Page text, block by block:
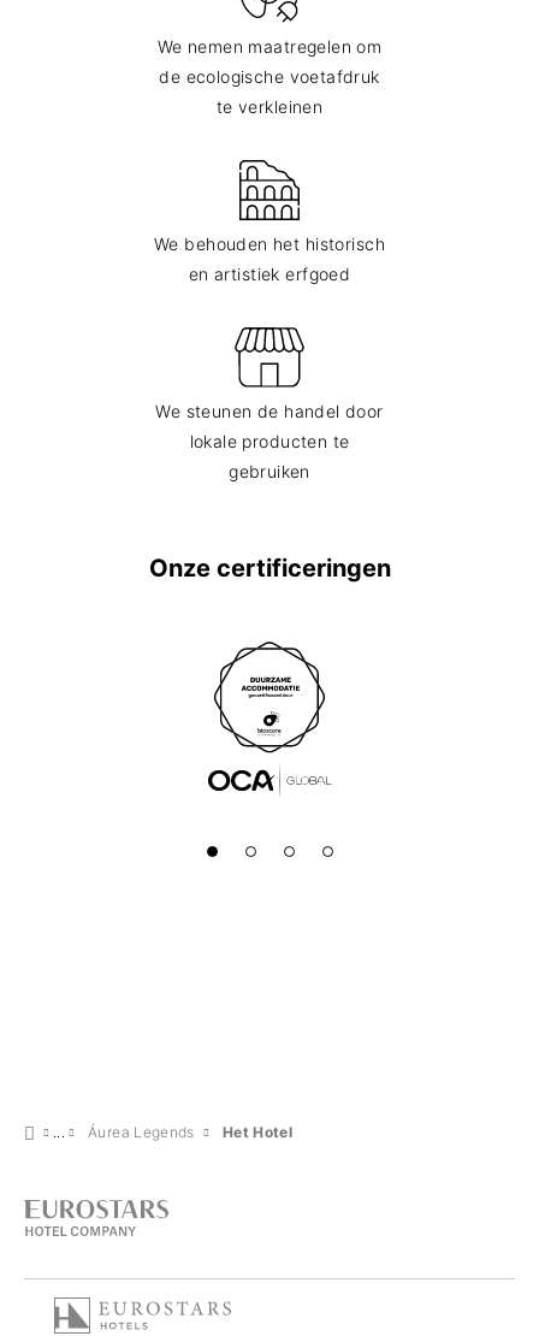
We nemen maatregelen om
de ecologische voetafdruk
te verkleinen
We behouden het historisch
en artistiek erfgoed
We steunen de handel door
lokale producten te
gebruiken
Onze certificeringen
Áurea Legends Het Hotel